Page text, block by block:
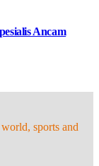
Ancam
sports and